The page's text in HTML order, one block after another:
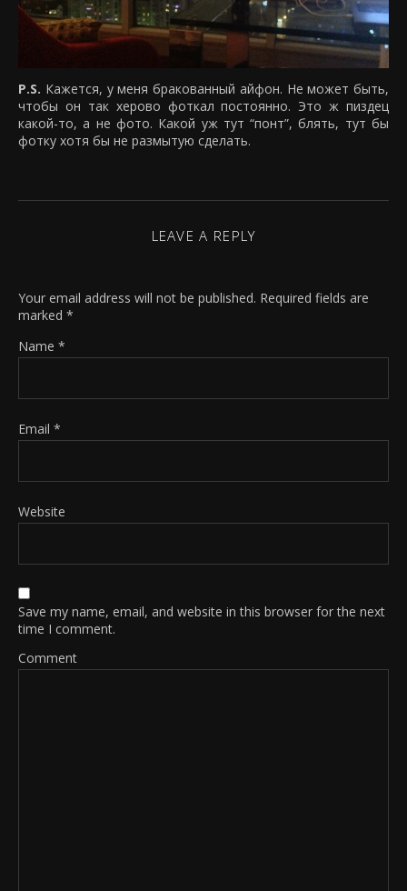
P.S. Кажется, у меня бракованный айфон. Не может быть,
чтобы он так херово фоткал постоянно. Это ж пиздец
какой-то, а не фото. Какой уж тут “понт”, блять, тут бы
фотку хотя бы не размытую сделать.
LEAVE A REPLY
Your email address will not be published. Required fields are
marked *
Name *
Email *
Website
Save my name, email, and website in this browser for the next
time I comment.
Comment